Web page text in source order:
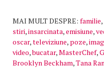
MAI MULT DESPRE: familie,
stiri,insarcinata,emisiune,
oscar,televiziune, poze,
video,bucatar,MasterChef,
Brooklyn Beckham,Tana